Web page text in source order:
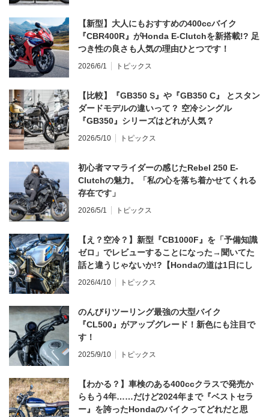
【新型】大人にもおすすめの400ccバイク
『CBR400R』がHonda E-Clutchを新搭載!? 足
つき性の良さも人気の理由ひとつです！
2026/6/1 トピックス
【比較】『GB350 S』や『GB350 C』 とスタン
ダードモデルの違いって？ 空冷シングル
『GB350』シリーズはどれが人気？
2026/5/10 トピックス
初心者ママライダーの感じたRebel 250 E-
Clutchの魅力。「私の心を落ち着かせてくれる
存在です」
2026/5/1 トピックス
【え？空冷？】新型『CB1000F』を「予備知識
ゼロ」でレビューすることになった→聞いてた
話と違うじゃないか!?【Hondaの道は1日にし
てならず／CB1000F ①第一印象 編】
2026/4/10 トピックス
のんびりツーリング最強の大型バイク
『CL500』がアップグレード！新色にも注目で
す！
2025/9/10 トピックス
【わかる？】車検のある400ccクラスで発売か
らもう4年……だけど2024年まで『ベストセラ
ー』を誇ったHondaのバイクってどれだと思